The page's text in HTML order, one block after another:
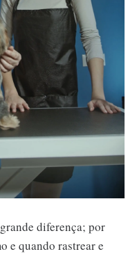
diferença; por
e quando rastrear e